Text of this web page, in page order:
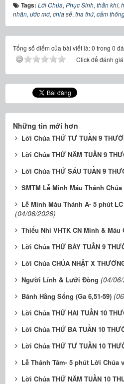
Tags: Lời Chúa, Phục Sinh, thần khí,
nhân, ước mơ, chia sẻ, tha thứ, cảm
Tổng số điểm của bài viết là: 0 trong 0
Click để đánh
Những tin mới hơn
Lời Chúa THỨ TƯ TUẦN 9
Lời Chúa THỨ NĂM TUẦN 9
Lời Chúa THỨ SÁU TUẦN 9
SMTM Lễ Mình Máu Thánh
Lễ Mình Máu Thánh A- 5 phút
(04/06/2026)
Thiếu Nhi VHTK CN Mình & Máu
Lời Chúa THỨ BẢY TUẦN 9
Lời Chúa CHÚA NHẬT X
Người Lính & Lưỡi Đòng (04/
Bánh Hằng Sống (Ga 6,51-59)
Lời Chúa THỨ HAI TUẦN 10
Lời Chúa THỨ BA TUẦN 10
Lời Chúa THỨ TƯ TUẦN 10
Lễ Thánh Tâm- 5 phút Lời Chúa
Lời Chúa THỨ NĂM TUẦN 10